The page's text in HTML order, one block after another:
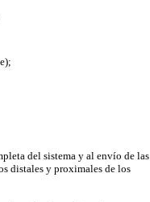
del sistema y al envío de las
distales y proximales de los